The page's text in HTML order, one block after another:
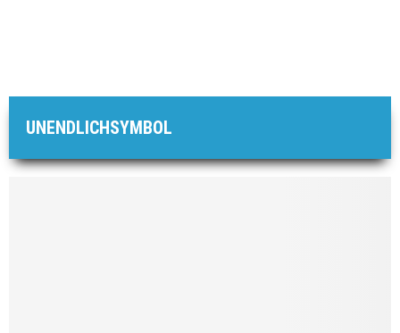
UNENDLICHSYMBOL